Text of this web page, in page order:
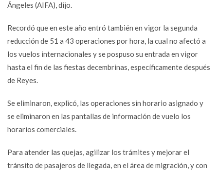
Ángeles (AIFA), dijo.
Recordó que en este año entró también en vigor la segunda
reducción de 51 a 43 operaciones por hora, la cual no afectó a
los vuelos internacionales y se pospuso su entrada en vigor
hasta el fin de las fiestas decembrinas, específicamente después
de Reyes.
Se eliminaron, explicó, las operaciones sin horario asignado y
se eliminaron en las pantallas de información de vuelo los
horarios comerciales.
Para atender las quejas, agilizar los trámites y mejorar el
tránsito de pasajeros de llegada, en el área de migración, y con